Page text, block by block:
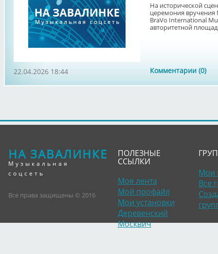
На исторической
церемония
BraVo International
авторитетной
Комментарии (0)
22.04.2026 18:44
НА ЗАВАЛИНКЕ
Музыкальная
соцсеть
Все права защищены © 2016
ПОЛЕЗНЫЕ
ССЫЛКИ
Моя лента
Мой профайл
Мои установки
Деревенский
Москвич
Мои
Все